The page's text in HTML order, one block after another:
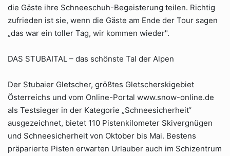
die Gäste ihre Schneeschuh-Begeisterung teilen. Richtig
zufrieden ist sie, wenn die Gäste am Ende der Tour sagen
„das war ein toller Tag, wir kommen wieder".
DAS STUBAITAL – das schönste Tal der Alpen
Der Stubaier Gletscher, größtes Gletscherskigebiet
Österreichs und vom Online-Portal www.snow-online.de
als Testsieger in der Kategorie „Schneesicherheit“
ausgezeichnet, bietet 110 Pistenkilometer Skivergnügen
und Schneesicherheit von Oktober bis Mai. Bestens
präparierte Pisten erwarten Urlauber auch im Schizentrum